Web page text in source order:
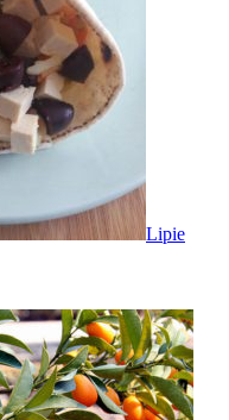
Lipie